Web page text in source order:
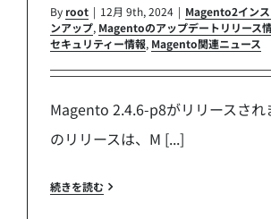
By root | 12月 9th, 2024 | Magento2イン
ンアップ, Magentoのアップデートリリース
セキュリティー情報, Magento関連ニュース
Magento 2.4.6-p8がリリースされ
のリリースは、M [...]
続きを読む